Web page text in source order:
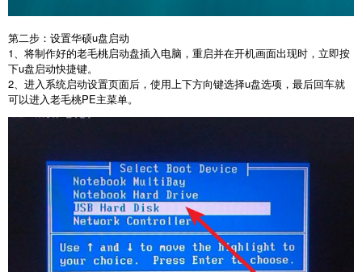
第二步：设置华硕u盘启动
1、将制作好的老毛桃启动盘插入电脑，重启并在开机画面出现时，立即按
下u盘启动快捷键。
2、进入系统启动设置页面后，使用上下方向键选择u盘选项，最后回车就
可以进入老毛桃PE主菜单。